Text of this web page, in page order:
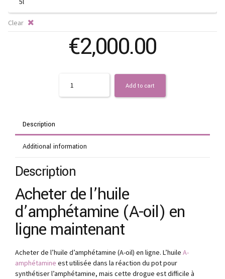
Clear
€2,000.00
Add to cart
Description
Additional information
Description
Acheter de l’huile
d’amphétamine (A-oil) en
ligne maintenant
Acheter de l’huile d’amphétamine (A-oil) en ligne. L’huile A-
amphétamine est utilisée dans la réaction du pot pour
synthétiser l’amphétamine, mais cette drogue est difficile à